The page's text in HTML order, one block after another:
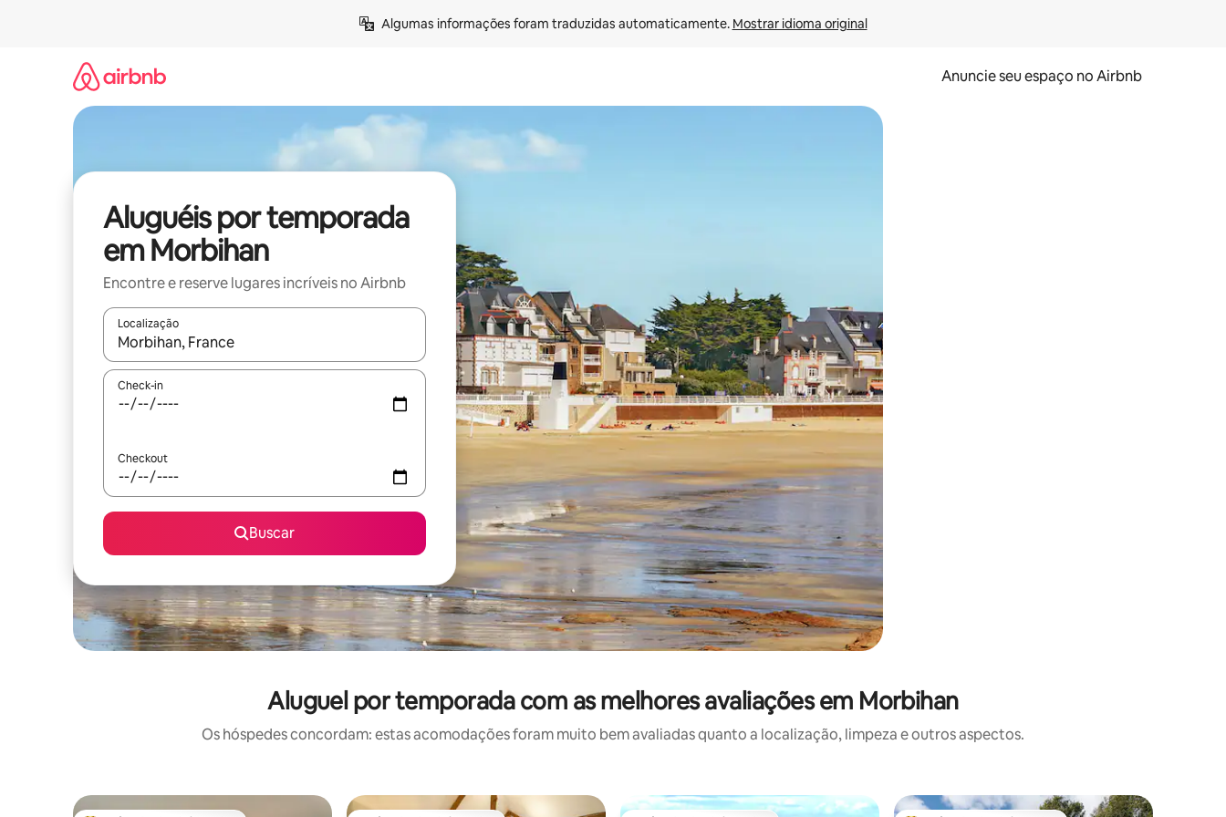
Algumas informações foram traduzidas automaticamente. Mostrar idioma original
Anuncie seu espaço no Airbnb
Aluguéis por temporada
em Morbihan
Encontre e reserve lugares incríveis no Airbnb
Localização
Quando os resultados estiverem disponíveis, explore-os usando as seta para cima e para baixo do teclado ou tocando e deslizando o dedo na tela.
Check-in
Checkout
Buscar
Aluguel por temporada com as melhores avaliações em Morbihan
Os hóspedes concordam: estas acomodações foram muito bem avaliadas quanto a localização, limpeza e outros aspectos.